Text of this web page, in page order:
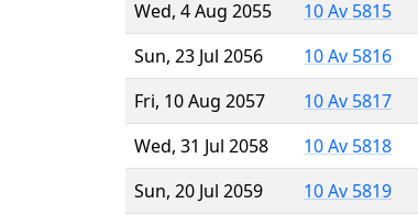
Wed, 4 Aug 2055
10 Av 5815
Sun, 23 Jul 2056
10 Av 5816
Fri, 10 Aug 2057
10 Av 5817
Wed, 31 Jul 2058
10 Av 5818
Sun, 20 Jul 2059
10 Av 5819